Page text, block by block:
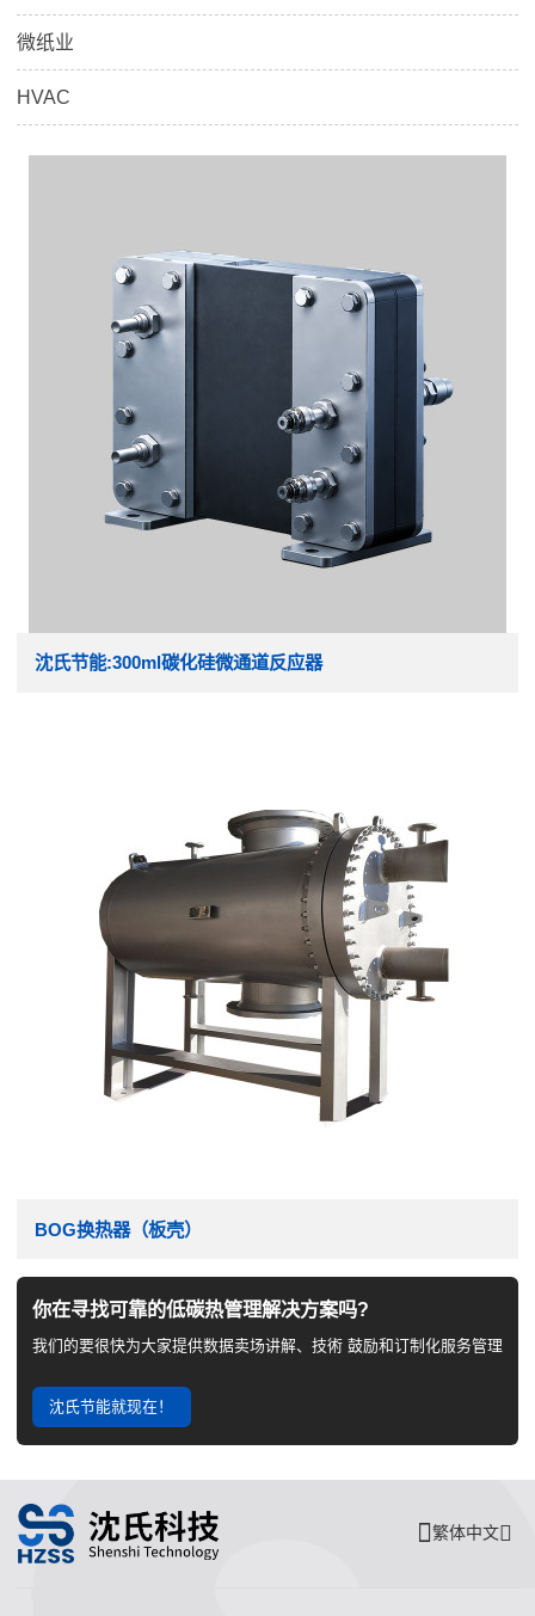
微纸业
HVAC
沈氏节能:300ml碳化硅微通道反应器
BOG换热器（板壳）
你在寻找可靠的低碳热管理解决方案吗?
我们的要很快为大家提供数据卖场讲解、技術 鼓励和订制化服务管理
沈氏节能就现在！
繁体中文